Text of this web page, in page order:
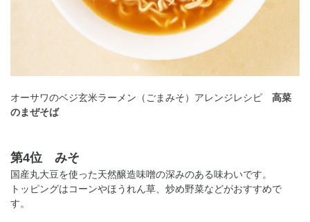
オーサワのベジ玄米ラーメン（ごまみそ）アレンジレシピ 高菜
のまぜそば
第4位 みそ
国産丸大豆を使った天然醸造味噌の深みのある味わいです。
トッピングはコーンやほうれん草、炒め野菜などがおすすめで
す。